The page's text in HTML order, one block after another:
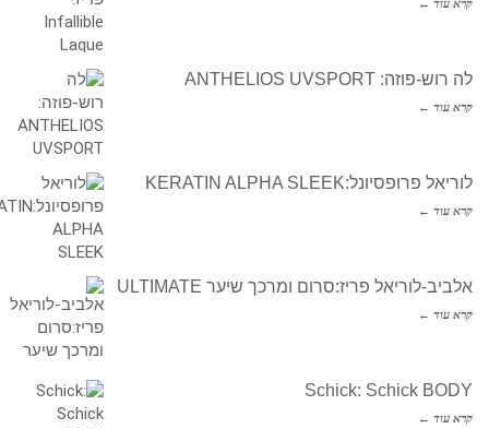
קרא עוד ←
לה רוש-פוזה: ANTHELIOS UVSPORT
קרא עוד ←
לוריאל פרופסיונל:KERATIN ALPHA SLEEK
קרא עוד ←
אלביב-לוריאל פריז:סרום ומרכך שיער ULTIMATE
קרא עוד ←
Schick: Schick BODY
קרא עוד ←